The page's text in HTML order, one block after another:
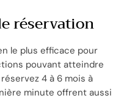
réservation
le plus efficace pour
pouvant atteindre
4 à 6 mois à
minute offrent aussi